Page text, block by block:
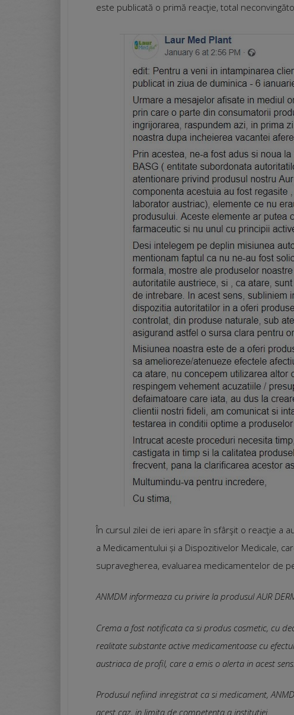
este publicată o primă reacţie, total
În cursul zilei de ieri apare în sfârşit o reacţie a
a Medicamentului și a Dispozitivelor Medicale,
supravegherea, evaluarea medicamentelor de
ANMDM informeaza cu privire la produsul AUR
Crema a fost notificata ca si produs cosmetic, cu
realitate substante active medicamentoase cu
austriaca de profil, care a emis o alerta in acest sens.
Produsul nefiind inregistrat ca si medicament,
acest caz, in limita de competenta a institutiei.